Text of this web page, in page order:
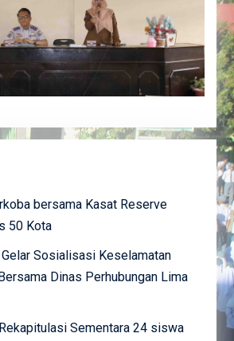
bersama Kasat Reserve
50 Kota
Sosialisasi Keselamatan
Dinas Perhubungan Lima
Sementara 24 siswa